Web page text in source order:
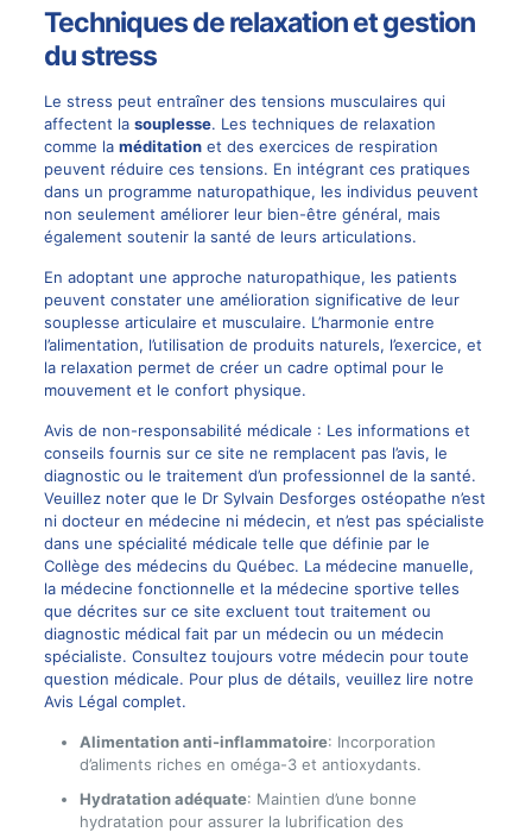
Techniques de relaxation et gestion
du stress
Le stress peut entraîner des tensions musculaires qui
affectent la souplesse. Les techniques de relaxation
comme la méditationet des exercices de respiration
peuvent réduire ces tensions. En intégrant ces pratiques
dans un programme naturopathique, les individus peuvent
non seulement améliorer leur bien-être général, mais
également soutenir la santé de leurs articulations.
En adoptant une approche naturopathique, les patients
peuvent constater une amélioration significative de leur
souplesse articulaire et musculaire. L’harmonie entre
l’alimentation, l’utilisation de produits naturels, l’exercice, et
la relaxation permet de créer un cadre optimal pour le
mouvement et le confort physique.
Avis de non-responsabilité médicale : Les informations et
conseils fournis sur ce site ne remplacent pas l’avis, le
diagnostic ou le traitement d’un professionnel de la santé.
Veuillez noter que le Dr Sylvain Desforges ostéopathe n’est
ni docteur en médecine ni médecin, et n’est pas spécialiste
dans une spécialité médicale telle que définie par le
Collège des médecins du Québec. La médecine manuelle,
la médecine fonctionnelle et la médecine sportive telles
que décrites sur ce site excluent tout traitement ou
diagnostic médical fait par un médecin ou un médecin
spécialiste. Consultez toujours votre médecin pour toute
question médicale. Pour plus de détails, veuillez lire notre
Avis Légal complet.
Alimentation anti-inflammatoire: Incorporation
d’aliments riches en oméga-3 et antioxydants.
Hydratation adéquate: Maintien d’une bonne
hydratation pour assurer la lubrification des